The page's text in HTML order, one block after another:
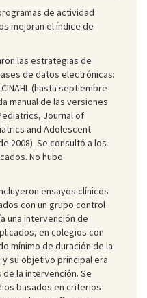
de actividad
mejoran el índice de
las estrategias de
de datos electrónicas:
CINAHL (hasta septiembre
manual de las versiones
Journal of
and Adolescent
2008). Se consultó a los
No hubo
ensayos clínicos
con un grupo control
una intervención de
en colegios con
mínimo de duración de la
su objetivo principal era
la intervención. Se
basados en criterios